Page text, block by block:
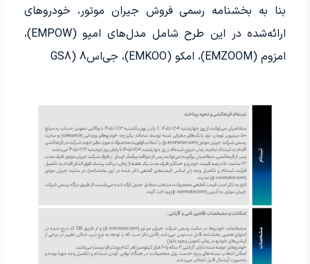
بنا به بخشنامه رسمی فروش جیران موتور، خودروهای
ارائه‌شده در این طرح شامل مدل‌های امپو(EMPOW)،
امزوم (EMZOOM)، امکو (EMKOO)، جی‌اس‌8 ( GS8